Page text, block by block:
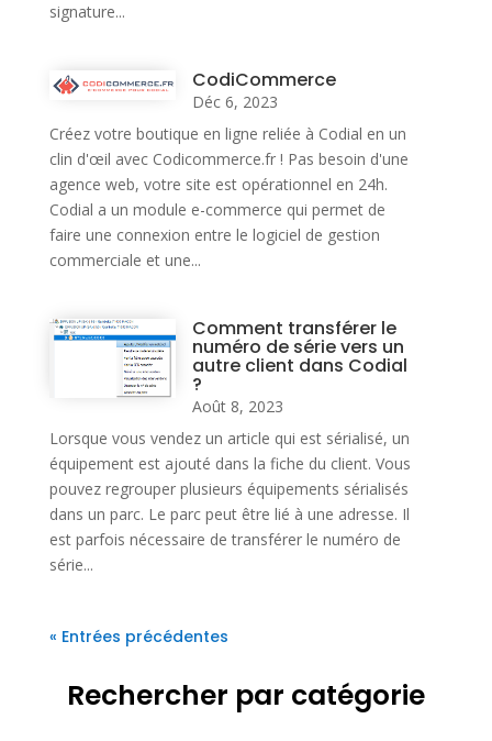
signature...
CodiCommerce
Déc 6, 2023
Créez votre boutique en ligne reliée à Codial en un
clin d'œil avec Codicommerce.fr ! Pas besoin d'une
agence web, votre site est opérationnel en 24h.
Codial a un module e-commerce qui permet de
faire une connexion entre le logiciel de gestion
commerciale et une...
Comment transférer le
numéro de série vers un
autre client dans Codial
?
Août 8, 2023
Lorsque vous vendez un article qui est sérialisé, un
équipement est ajouté dans la fiche du client. Vous
pouvez regrouper plusieurs équipements sérialisés
dans un parc. Le parc peut être lié à une adresse. Il
est parfois nécessaire de transférer le numéro de
série...
« Entrées précédentes
Rechercher par catégorie